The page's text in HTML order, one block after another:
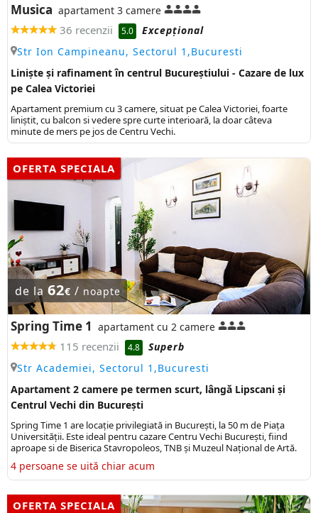
Musica apartament 3 camere
36 recenzii 5.0
Excepţional
Str Ion Campineanu, Sectorul 1,Bucuresti
Liniște și rafinament în centrul Bucureștiului - Cazare de lux
pe Calea Victoriei
Apartament premium cu 3 camere, situat pe Calea Victoriei, foarte
liniștit, cu balcon si vedere spre curte interioară, la doar câteva
minute de mers pe jos de Centru Vechi.
OFERTA SPECIALA
de la 62€ / noapte
Spring Time 1 apartament cu 2 camere
115 recenzii 4.8
Superb
Str Academiei, Sectorul 1,Bucuresti
Apartament 2 camere pe termen scurt, lângă Lipscani și
Centrul Vechi din București
Spring Time 1 are locație privilegiată in București, la 50 m de Piața
Universității. Este ideal pentru cazare Centru Vechi București, fiind
aproape si de Biserica Stavropoleos, TNB și Muzeul Național de Artă.
4 persoane se uită chiar acum
OFERTA SPECIALA